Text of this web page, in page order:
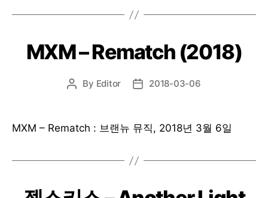
MXM – Rematch (2018)
Post
By Editor
Post2018-03-06
MXM – Rematch : 브랜뉴 뮤직, 2018년 3월 6일